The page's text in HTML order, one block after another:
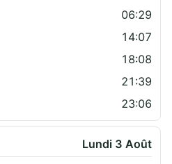
06:29
14:07
18:08
21:39
23:06
Lundi 3 Août